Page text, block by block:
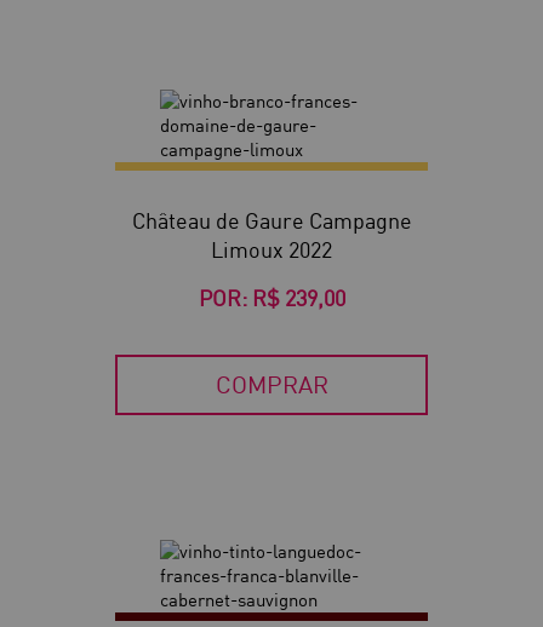
Château de Gaure Campagne
Limoux 2022
POR: R$ 239,00
COMPRAR